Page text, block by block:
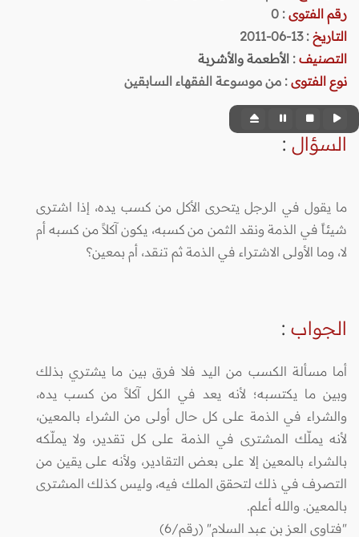
رقم الفتوى :
0
التاريخ : 13-06-2011
التصنيف : الأطعمة والأشربة
نوع الفتوى : من موسوعة الفقهاء السابقين
السؤال :
ما يقول في الرجل يتحرى الأكل من كسب يده، إذا اشترى
شيئاً في الذمة ونقد الثمن من كسبه، يكون آكلاً من كسبه أم
لا، وما الأولى الاشتراء في الذمة ثم تنقد، أم بمعين؟
الجواب :
أما مسألة الكسب من اليد فلا فرق بين ما يشتري بذلك
وبين ما يكتسبه؛ لأنه يعد في الكل آكلاً من كسب يده،
والشراء في الذمة على كل حال أولى من الشراء بالمعين،
لأنه يملّك المشترى في الذمة على كل تقدير، ولا يملّكه
بالشراء بالمعين إلا على بعض التقادير، ولأنه على يقين من
التصرف في ذلك لتحقق الملك فيه، وليس كذلك المشترى
بالمعين. والله أعلم.
"فتاوى العز بن عبد السلام" (رقم/6)